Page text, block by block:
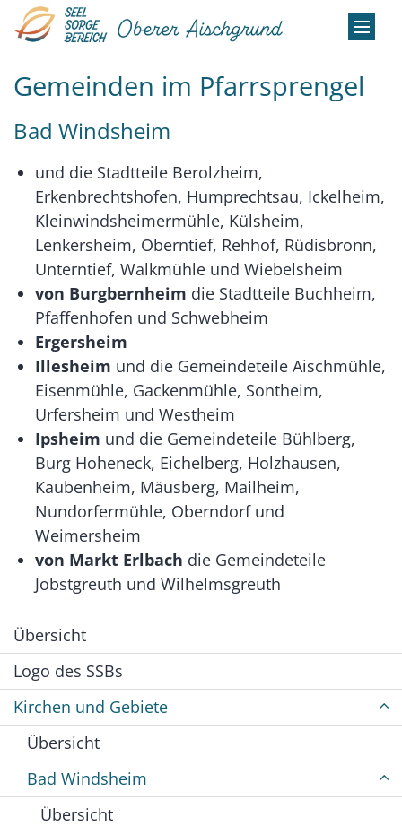
Zum Inhalt springen
Gemeinden im Pfarrsprengel
Bad Windsheim
und die Stadtteile Berolzheim,
Erkenbrechtshofen, Humprechtsau, Ickelheim,
Kleinwindsheimermühle, Külsheim,
Lenkersheim, Oberntief, Rehhof, Rüdisbronn,
Unterntief, Walkmühle und Wiebelsheim
von Burgbernheim die Stadtteile Buchheim,
Pfaffenhofen und Schwebheim
Ergersheim
Illesheim und die Gemeindeteile Aischmühle,
Eisenmühle, Gackenmühle, Sontheim,
Urfersheim und Westheim
Ipsheim und die Gemeindeteile Bühlberg,
Burg Hoheneck, Eichelberg, Holzhausen,
Kaubenheim, Mäusberg, Mailheim,
Nundorfermühle, Oberndorf und
Weimersheim
von Markt Erlbach die Gemeindeteile
Jobstgreuth und Wilhelmsgreuth
Übersicht
Logo des SSBs
Kirchen und Gebiete
Übersicht
Bad Windsheim
Übersicht